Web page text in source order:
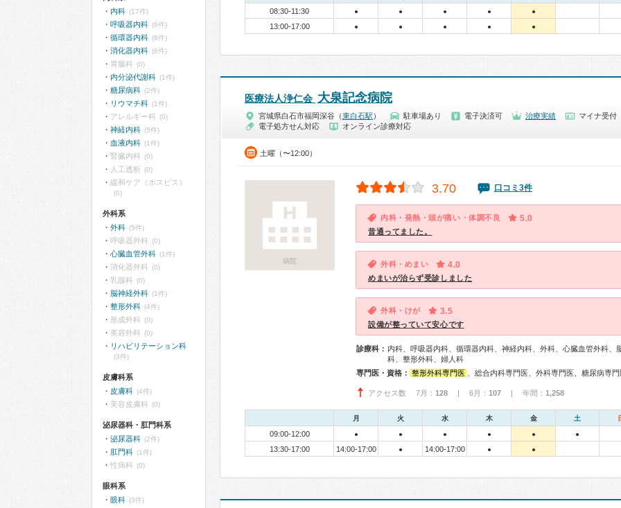
08:30-11:30 ● ● ● ● ●
13:00-17:00 ● ● ● ● ●
医療法人浄仁会 大泉記念病院
宮城県白石市福岡深谷（東白石駅 ） 駐車場あり 電子決済可 治療実績
マイナ受付
電子処方せん対応
オンライン診療対応
土曜（〜12:00）
病院
3.70 口コミ3件
内科・発熱・頭が痛い・体調不良 5.0
昔通ってました。
外科・めまい 4.0
めまいが治らず受診しました
外科・けが 3.5
設備が整っていて安心です
診療科： 内科、呼吸器内科、循環器内科、神経内科、外科、心臓血管外科、
科、整形外科、婦人科
専門医・資格： 整形外科専門医 、総合内科専門医、外科専門医、糖尿病専門医、呼吸器専門医、循環器専門医、消化器病専門医、消化器外科専門医、肝臓専門医、大腸肛門病専門医
アクセス数 7月： 128 | 6月： 107 | 年間： 1,258
月 火 水 木 金 土
09:00-12:00 ● ● ● ● ● ●
13:30-17:00 14:00-17:00 ● 14:00-17:00 ● ●
内科 (17件)
呼吸器内科 (6件)
循環器内科 (8件)
消化器内科 (6件)
胃腸科 (0)
内分泌代謝科 (1件)
糖尿病科 (2件)
リウマチ科 (1件)
アレルギー科 (0)
神経内科 (5件)
血液内科 (1件)
腎臓内科 (0)
人工透析 (0)
緩和ケア（ホスピス）
(0)
外科系
外科 (5件)
呼吸器外科 (0)
心臓血管外科 (1件)
消化器外科 (0)
乳腺科 (0)
脳神経外科 (1件)
整形外科 (4件)
形成外科 (0)
美容外科 (0)
リハビリテーション科
(3件)
皮膚科系
皮膚科 (4件)
美容皮膚科 (0)
泌尿器科・肛門科系
泌尿器科 (2件)
肛門科 (1件)
性病科 (0)
眼科系
眼科 (3件)